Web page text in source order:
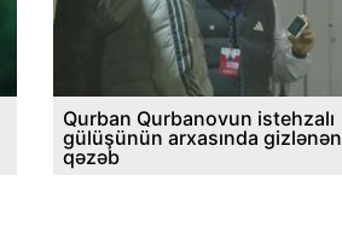
Qurban Qurbanovun istehzalı
gülüşünün arxasında gizlənən
qəzəb